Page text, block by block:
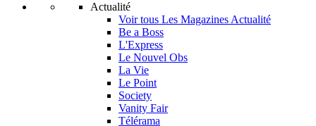
Actualité
Voir tous Les Magazines Actualité
Be a Boss
L'Express
Le Nouvel Obs
La Vie
Le Point
Society
Vanity Fair
Télérama